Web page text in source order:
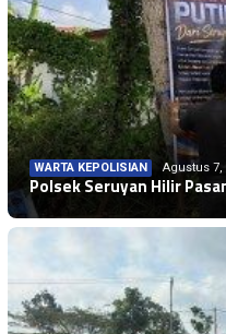
WARTA KEPOLISIAN Agustus 7,
Polsek Seruyan Hilir